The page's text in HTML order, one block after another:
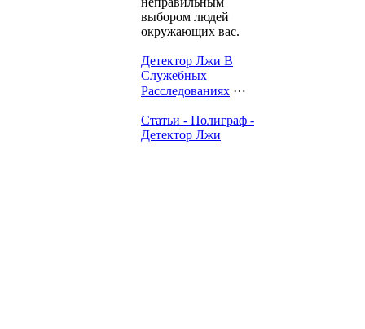
выбором людей
окружающих вас.
Детектор Лжи В
Служебных
Расследованиях ⋯
Статьи - Полиграф -
Детектор Лжи